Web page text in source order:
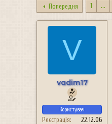
т
е
м
в
о
Попередня 1 ...
V
vadim17
Користувач
Реєстрація
22.12.06